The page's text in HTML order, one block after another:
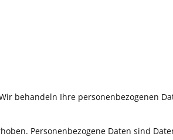
behandeln Ihre personenbezogenen
Personenbezogene Daten sind